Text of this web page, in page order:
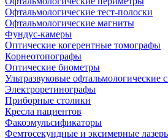
Офтальмологические тест-полоски
Офтальмологические магниты
Фундус-камеры
Оптические когерентные томографы
Корнеотопографы
Оптические биометры
Ультразвуковые офтальмологические
Электроретинографы
Приборные столики
Кресла пациентов
Факоэмульсификаторы
Фемтосекундные и эксимерные